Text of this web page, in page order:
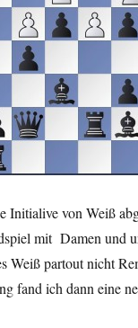
Initialive von Weiß
mit Damen und
Weiß partout nicht
fand ich dann eine